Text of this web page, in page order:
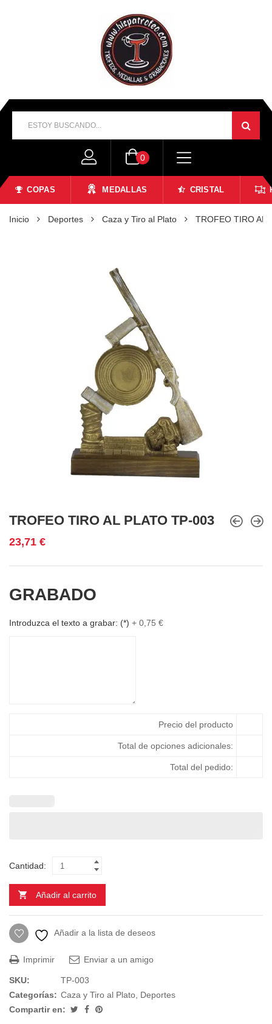
0
COPAS MEDALLAS CRISTAL
Inicio Deportes Caza y Tiro al Plato TROFEO TIRO AL
TROFEO TIRO AL PLATO TP-003
23,71 €
GRABADO
Introduzca el texto a grabar: (*) + 0,75 €
Precio del producto
Total de opciones adicionales:
Total del pedido:
Cantidad:
Añadir al carrito
Añadir a la lista de deseos
Imprimir Enviar a un amigo
SKU:
TP-003
Categorías: Caza y Tiro al Plato, Deportes
Compartir en: